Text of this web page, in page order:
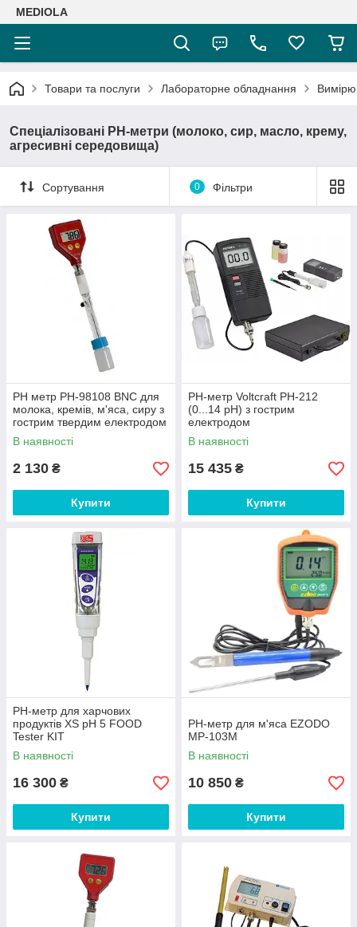
MEDIOLA
Товари та послуги Лабораторне обладнання
Спеціалізовані РН-метри (молоко, сир, масло, крему,
агресивні середовища)
Сортування 0 Фільтри
PH метр PH-98108 BNC для
молока, кремів, м'яса, сиру з
гострим твердим електродом
В наявності
2 130 ₴
Купити
РН-метр Voltcraft PH-212
(0...14 pH) з гострим
електродом
В наявності
15 435 ₴
Купити
PH-метр для харчових
продуктів XS pH 5 FOOD
Tester KIT
В наявності
16 300 ₴
Купити
PH-метр для м'яса EZODO
MP-103M
В наявності
10 850 ₴
Купити